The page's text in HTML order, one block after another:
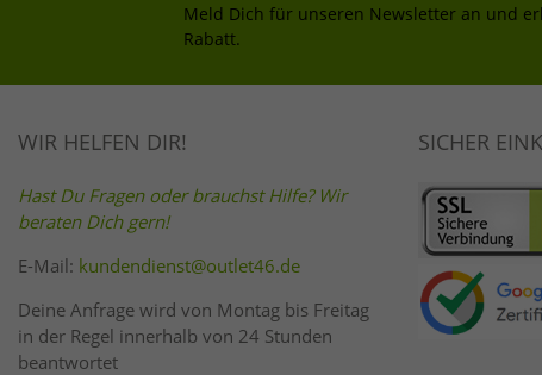
Meld Dich für unseren Newsletter an und
Rabatt.
WIR HELFEN DIR!
Hast Du Fragen oder brauchst Hilfe? Wir
beraten Dich gern!
E-Mail: kundendienst@outlet46.de
Deine Anfrage wird von Montag bis Freitag
in der Regel innerhalb von 24 Stunden
beantwortet
SICHER